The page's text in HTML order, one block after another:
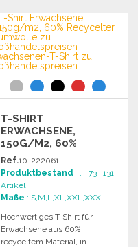
T-SHIRT
ERWACHSENE,
150G/M2, 60%
RECYCELTER
BAUMWOLLE ZU
GROSSHANDELSPREISEN
Ref.10-222061
Produktbestand : 73 131
Artikel
Maße : S,M,L,XL,XXL,XXXL
Hochwertiges T-Shirt für
Erwachsene aus 60%
recyceltem Material, in